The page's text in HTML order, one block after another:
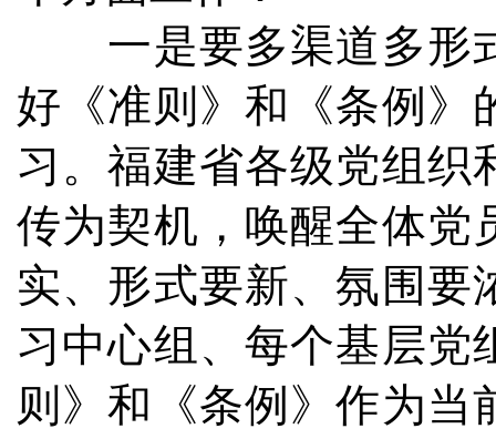
一是要多渠道多形
好《准则》和《条例》
习。福建省各级党组织
传为契机，唤醒全体党
实、形式要新、氛围要
习中心组、每个基层党
则》和《条例》作为当